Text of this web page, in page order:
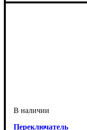
Переключатель